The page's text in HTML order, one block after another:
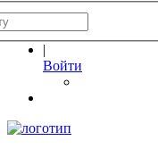
|
Войти